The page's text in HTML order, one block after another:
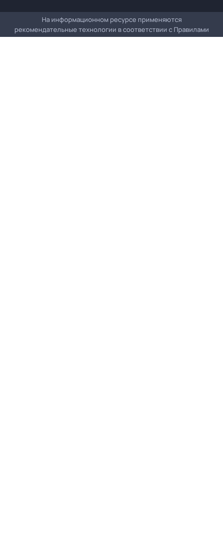
На информационном ресурсе применяются
рекомендательные технологии в соответствии с Правилами